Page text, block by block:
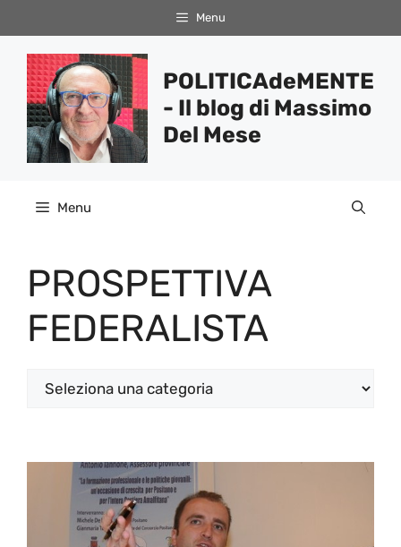
al
contenuto
Menu
POLITICAdeMENTE
- Il blog di Massimo
Del Mese
Menu
PROSPETTIVA
FEDERALISTA
Categorie